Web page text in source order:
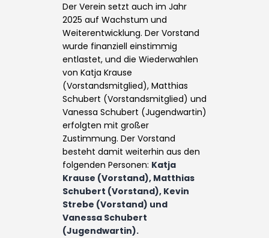
Der Verein setzt auch im Jahr
2025 auf Wachstum und
Weiterentwicklung. Der Vorstand
wurde finanziell einstimmig
entlastet, und die Wiederwahlen
von Katja Krause
(Vorstandsmitglied), Matthias
Schubert (Vorstandsmitglied) und
Vanessa Schubert (Jugendwartin)
erfolgten mit großer
Zustimmung. Der Vorstand
besteht damit weiterhin aus den
folgenden Personen: Katja
Krause (Vorstand), Matthias
Schubert (Vorstand), Kevin
Strebe (Vorstand) und
Vanessa Schubert
(Jugendwartin).